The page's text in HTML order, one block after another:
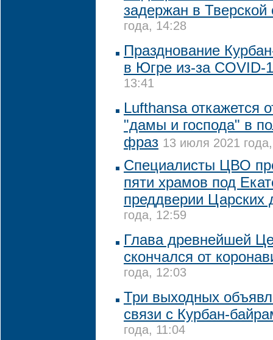
задержан в Тверской
года, 14:28
Празднование
в Югре из-за COVID-
13:41
Lufthansa откажется
"дамы и господа" в
фраз 13 июля 2021
Специалисты ЦВО
пяти храмов под
преддверии Царских
года, 12:59
Глава древнейшей
скончался от
года, 12:03
Три выходных
связи с Курбан-
года, 11:04